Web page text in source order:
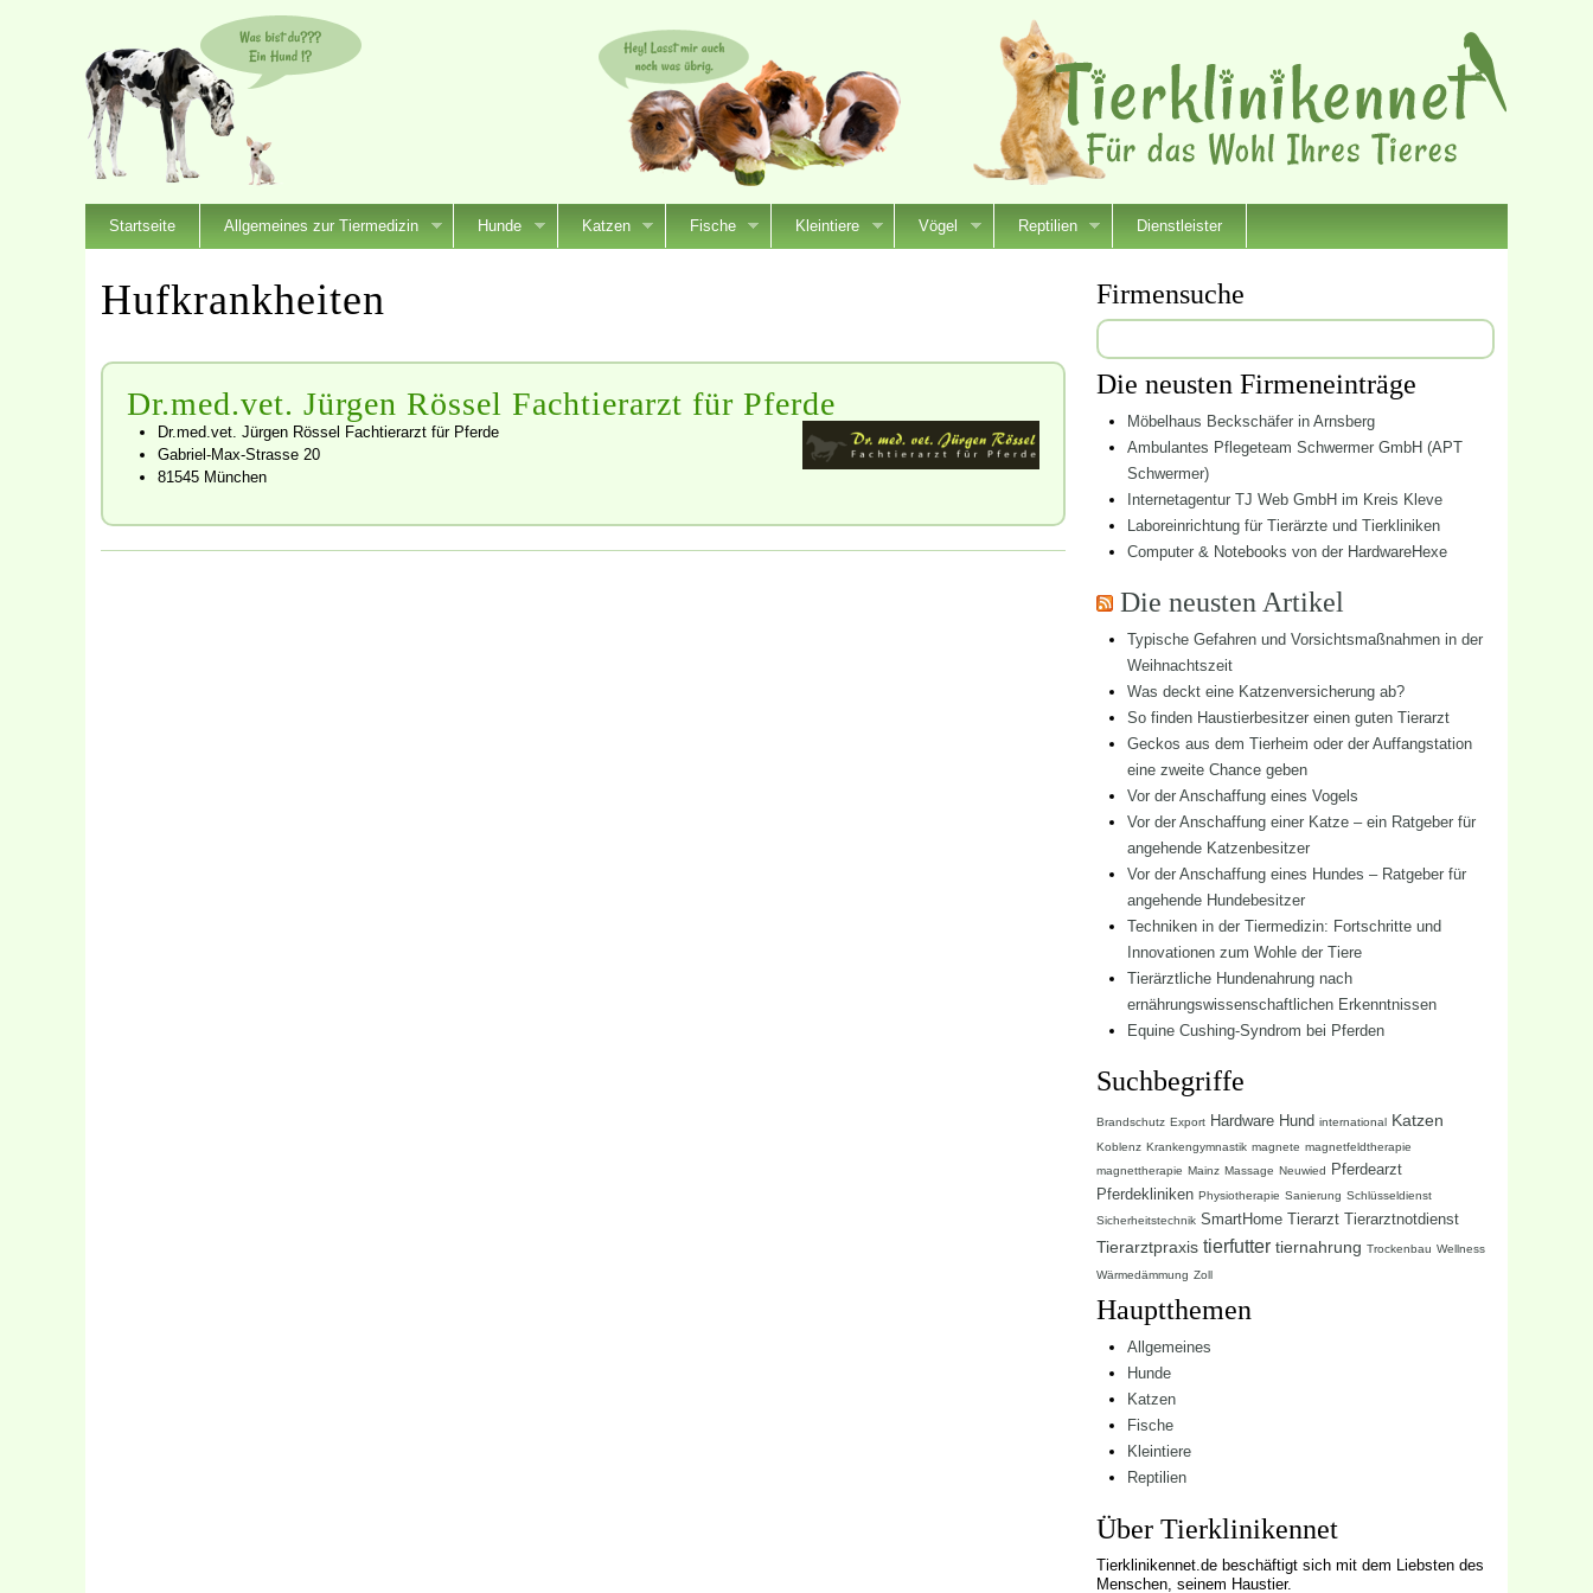
Startseite Allgemeines zur Tiermedizin Hunde Katzen Fische Kleintiere Vögel Reptilien Dienstleister
Hufkrankheiten
Dr.med.vet. Jürgen Rössel Fachtierarzt für Pferde
Dr.med.vet. Jürgen Rössel Fachtierarzt für Pferde
Gabriel-Max-Strasse 20
81545 München
Firmensuche
Suchen
nach:
Die neusten Firmeneinträge
Möbelhaus Beckschäfer in Arnsberg
Ambulantes Pflegeteam Schwermer GmbH (APT
Schwermer)
Internetagentur TJ Web GmbH im Kreis Kleve
Laboreinrichtung für Tierärzte und Tierkliniken
Computer & Notebooks von der HardwareHexe
Die neusten Artikel
Typische Gefahren und Vorsichtsmaßnahmen in der
Weihnachtszeit
Was deckt eine Katzenversicherung ab?
So finden Haustierbesitzer einen guten Tierarzt
Geckos aus dem Tierheim oder der Auffangstation
eine zweite Chance geben
Vor der Anschaffung eines Vogels
Vor der Anschaffung einer Katze – ein Ratgeber für
angehende Katzenbesitzer
Vor der Anschaffung eines Hundes – Ratgeber für
angehende Hundebesitzer
Techniken in der Tiermedizin: Fortschritte und
Innovationen zum Wohle der Tiere
Tierärztliche Hundenahrung nach
ernährungswissenschaftlichen Erkenntnissen
Equine Cushing-Syndrom bei Pferden
Suchbegriffe
Brandschutz Export Hardware Hund international Katzen
Koblenz Krankengymnastik magnete magnetfeldtherapie
magnettherapie Mainz Massage Neuwied
Pferdearzt
Pferdekliniken Physiotherapie Sanierung Schlüsseldienst
Sicherheitstechnik SmartHome Tierarzt Tierarztnotdienst
Tierarztpraxis tierfutter tiernahrung Trockenbau Wellness
Wärmedämmung Zoll
Hauptthemen
Allgemeines
Hunde
Katzen
Fische
Kleintiere
Reptilien
Über Tierklinikennet
Tierklinikennet.de beschäftigt sich mit dem Liebsten des
Menschen, seinem Haustier.